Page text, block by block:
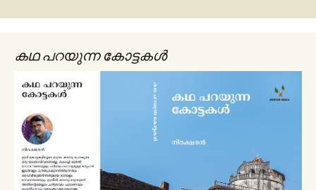
കഥ പറയുന്ന കോട്ടകൾ